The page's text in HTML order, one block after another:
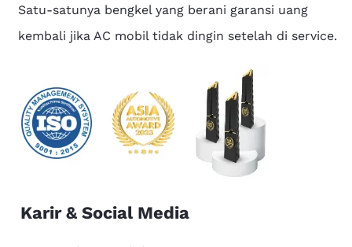
Satu-satunya bengkel yang berani garansi uang
kembali jika AC mobil tidak dingin setelah di service.
Karir & Social Media